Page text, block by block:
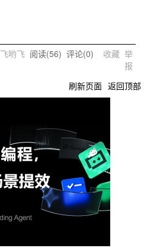
飞哟飞 阅读(56) 评论(0) 收藏 举
报
刷新页面 返回顶部